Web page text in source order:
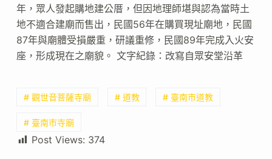
年，眾人發起購地建公厝，但因地理師堪與認為當時土
地不適合建廟而售出，民國56年在購買現址廟地，民國
87年與廟體受損嚴重，研議重修，民國89年完成入火安
座，形成現在之廟貌。 文字紀錄：改寫自眾安堂沿革
# 觀世音菩薩寺廟 # 道教 # 臺南市道教
# 臺南市寺廟
Post Views: 374